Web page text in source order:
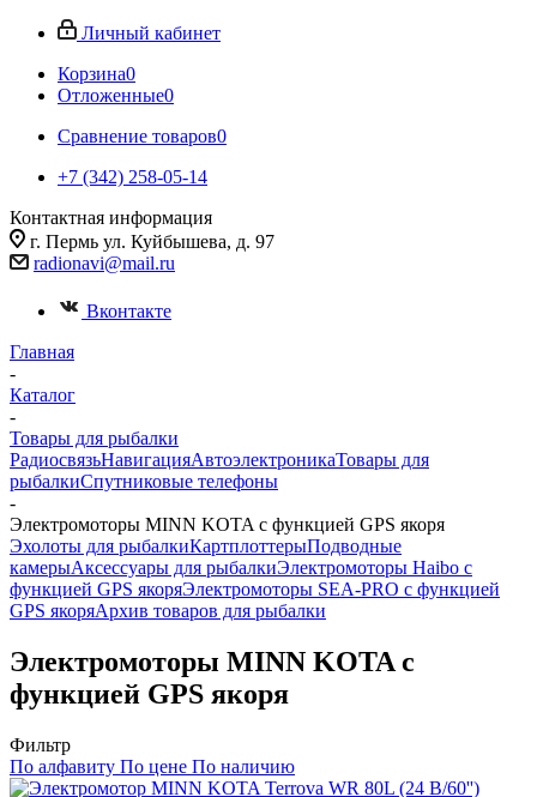
Личный кабинет
Корзина0
Отложенные0
Сравнение товаров0
+7 (342) 258-05-14
Контактная информация
г. Пермь ул. Куйбышева, д. 97
radionavi@mail.ru
Вконтакте
Главная
-
Каталог
-
Товары для рыбалки
РадиосвязьНавигацияАвтоэлектроникаТовары для
рыбалкиСпутниковые телефоны
-
Электромоторы MINN KOTA с функцией GPS якоря
Эхолоты для рыбалкиКартплоттерыПодводные
камерыАксессуары для рыбалкиЭлектромоторы Haibo с
функцией GPS якоряЭлектромоторы SEA-PRO с функцией
GPS якоряАрхив товаров для рыбалки
Электромоторы MINN KOTA с
функцией GPS якоря
Фильтр
По алфавиту По цене По наличию